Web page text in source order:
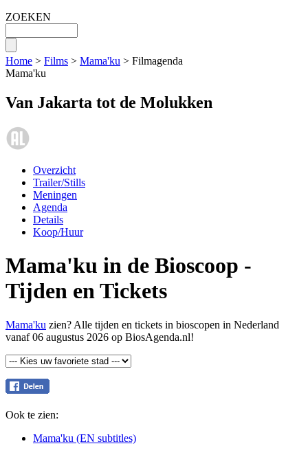
ZOEKEN
Home > Films > Mama'ku > Filmagenda
Mama'ku
Van Jakarta tot de Molukken
Overzicht
Trailer/Stills
Meningen
Agenda
Details
Koop/Huur
Mama'ku in de Bioscoop -
Tijden en Tickets
Mama'ku zien? Alle tijden en tickets in bioscopen in Nederland
vanaf 06 augustus 2026 op BiosAgenda.nl!
Ook te zien:
Mama'ku (EN subtitles)